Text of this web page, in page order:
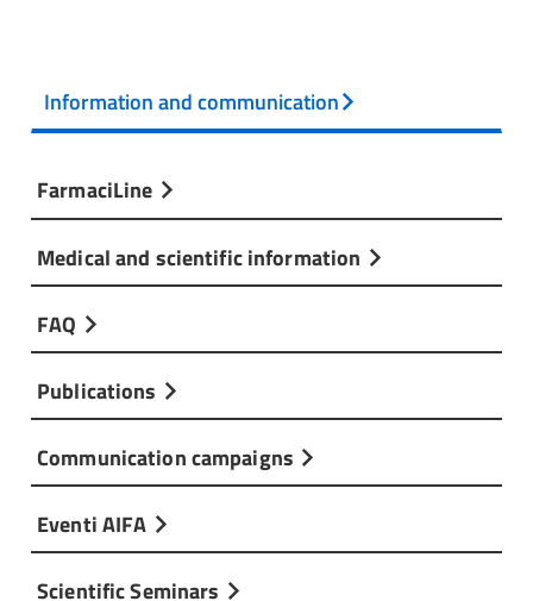
Information and communication
FarmaciLine
Medical and scientific information
FAQ
Publications
Communication campaigns
Eventi AIFA
Scientific Seminars